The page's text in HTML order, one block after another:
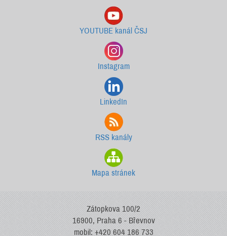
YOUTUBE kanál ČSJ
Instagram
LinkedIn
RSS kanály
Mapa stránek
Zátopkova 100/2
16900, Praha 6 - Břevnov
mobil: +420 604 186 733